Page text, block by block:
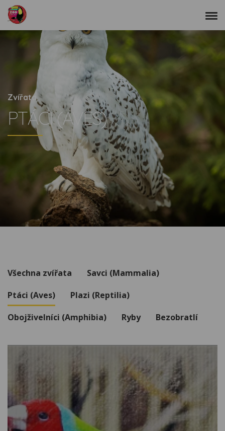
Zvířata
PTÁCI (AVES)
Všechna zvířata
Savci (Mammalia)
Ptáci (Aves)
Plazi (Reptilia)
Obojživelníci (Amphibia)
Ryby Bezobratlí